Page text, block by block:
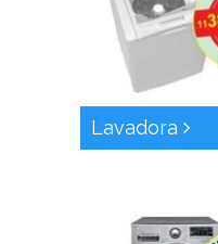
Lavadora